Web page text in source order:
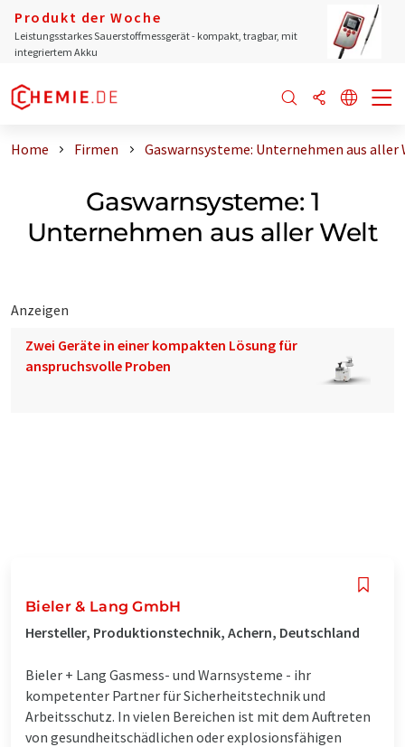
Produkt der Woche
Leistungsstarkes Sauerstoffmessgerät - kompakt, tragbar, mit
integriertem Akku
Home Firmen Gaswarnsysteme: Unternehmen aus aller
Gaswarnsysteme: 1
Unternehmen aus aller Welt
Anzeigen
Zwei Geräte in einer kompakten Lösung für
anspruchsvolle Proben
Bieler & Lang GmbH
Hersteller, Produktionstechnik, Achern, Deutschland
Bieler + Lang Gasmess- und Warnsysteme - ihr
kompetenter Partner für Sicherheitstechnik und
Arbeitsschutz. In vielen Bereichen ist mit dem Auftreten
von gesundheitschädlichen oder explosionsfähigen